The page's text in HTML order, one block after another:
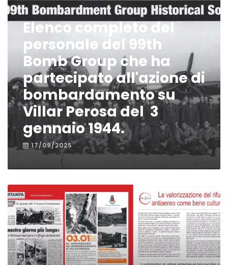
Elenco completo del
personale del 99th
Bomb Group che ha
partecipato all'azione di
bombardamento su
Villar Perosa del 3
gennaio 1944.
17/09/2025